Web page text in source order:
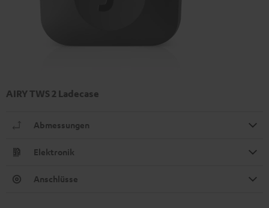
AIRY TWS 2 Ladecase
Abmessungen
Elektronik
Anschlüsse